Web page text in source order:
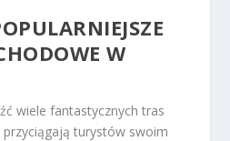
W
wiele fantastycznych tras
turystów swoim